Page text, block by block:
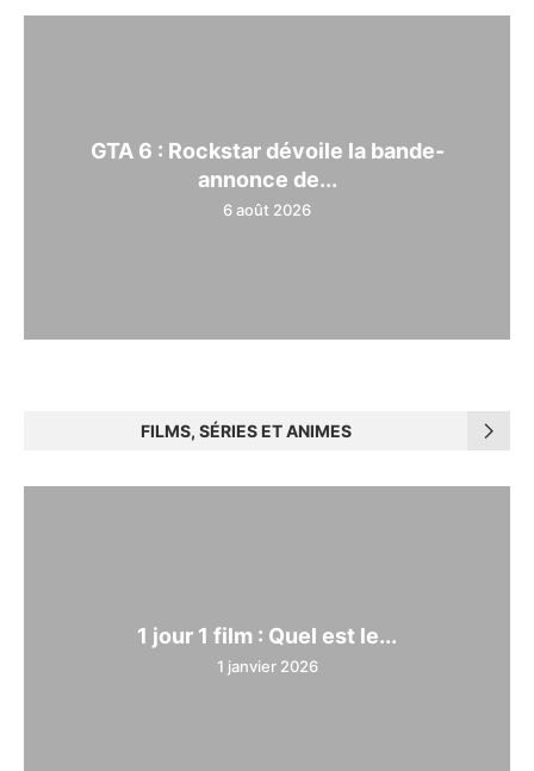
GTA 6 : Rockstar dévoile la bande-
annonce de...
6 août 2026
FILMS, SÉRIES ET ANIMES
1 jour 1 film : Quel est le...
1 janvier 2026